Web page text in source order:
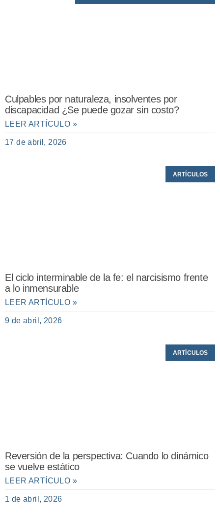
Culpables por naturaleza, insolventes por
discapacidad ¿Se puede gozar sin costo?
LEER ARTÍCULO »
17 de abril, 2026
ARTÍCULOS
El ciclo interminable de la fe: el narcisismo frente
a lo inmensurable
LEER ARTÍCULO »
9 de abril, 2026
ARTÍCULOS
Reversión de la perspectiva: Cuando lo dinámico
se vuelve estático
LEER ARTÍCULO »
1 de abril, 2026